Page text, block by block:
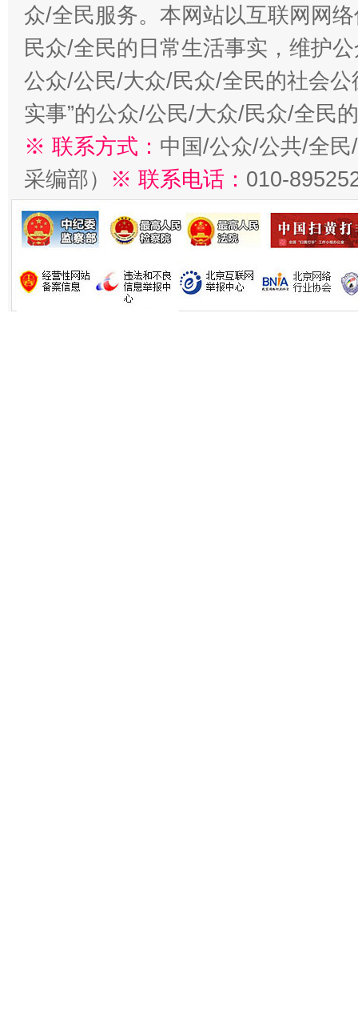
众/全民服务。本网站以互联网网
民众/全民的日常生活事实，维护
公众/公民/大众/民众/全民的社会公
实事”的公众/公民/大众/民众/全民
※ 联系方式： 中国/公众/公共/全
采编部） ※ 联系电话： 010-